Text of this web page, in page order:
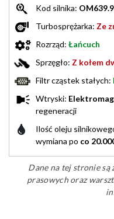
Kod silnika:
Turbosprężarka: Ze
Rozrząd: Łańcuch
Sprzęgło: Z kołem
Filtr cząstek stałych:
Wtryski:
regeneracji
Ilość oleju
wymiana po co
Dane na tej stronie
prasowych oraz